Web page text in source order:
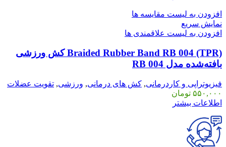
افزودن به لیست مقایسه ها
نمایش سریع
افزودن به لیست علاقمندی ها
Braided Rubber Band RB 004 (TPR) کش ورزشی
بافته‌شده مدل RB 004
فیزیوتراپی و کاردرمانی, کش های درمانی, ورزشی, تقویت عضلات
۵۵۰,۰۰۰ تومان
اطلاعات بیشتر